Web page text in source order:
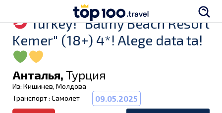
Turkey! "Balmy Beach Resort
Kemer" (18+) 4*! Alege data ta!
Анталья, Турция
Из: Кишинев, Молдова
Транспорт : Самолет
09.05.2025